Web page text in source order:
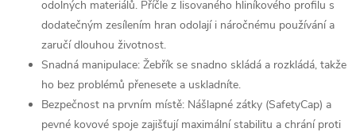
odolných materiálů. Příčle z lisovaného hliníkového profilu s
dodatečným zesílením hran odolají i náročnému používání a
zaručí dlouhou životnost.
Snadná manipulace: Žebřík se snadno skládá a rozkládá, takže
ho bez problémů přenesete a uskladníte.
Bezpečnost na prvním místě: Nášlapné zátky (SafetyCap) a
pevné kovové spoje zajišťují maximální stabilitu a chrání proti